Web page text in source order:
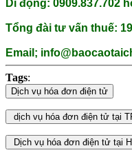
Di động: 0909.837.702
Tổng đài tư vấn thuế:
Email;
Tags: